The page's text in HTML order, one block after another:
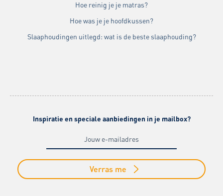
Hoe reinig je je matras?
Hoe was je je hoofdkussen?
Slaaphoudingen uitlegd: wat is de beste slaaphouding?
Inspiratie en speciale aanbiedingen in je mailbox?
Verras me